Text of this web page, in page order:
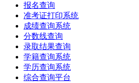
报名查询
准考证打印系统
成绩查询系统
分数线查询
录取结果查询
学籍查询系统
学历查询系统
综合查询平台